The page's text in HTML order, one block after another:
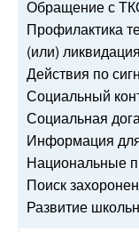
Обращение с
Профилактика
(или)
Действия по
Социальный
Социальная
Информация
Национальные
Поиск
Развитие